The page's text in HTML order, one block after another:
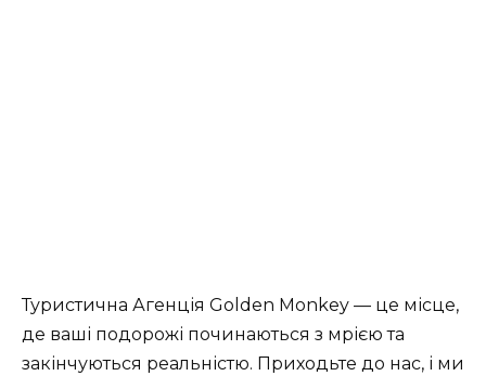
Туристична Агенція Golden Monkey — це місце,
де ваші подорожі починаються з мрією та
закінчуються реальністю. Приходьте до нас, і ми